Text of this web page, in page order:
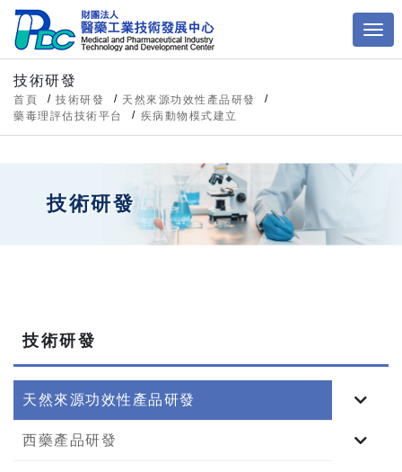
技術研發
首頁 技術研發
天然來源功效性產品研發
藥毒理評估技術平台
疾病動物模式建立
技術研發
技術研發
天然來源功效性產品研發
西藥產品研發